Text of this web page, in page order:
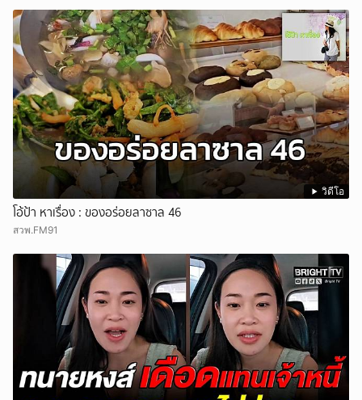
วิดีโอ
โอ้ป้า หาเรื่อง : ของอร่อยลาซาล 46
สวพ.FM91